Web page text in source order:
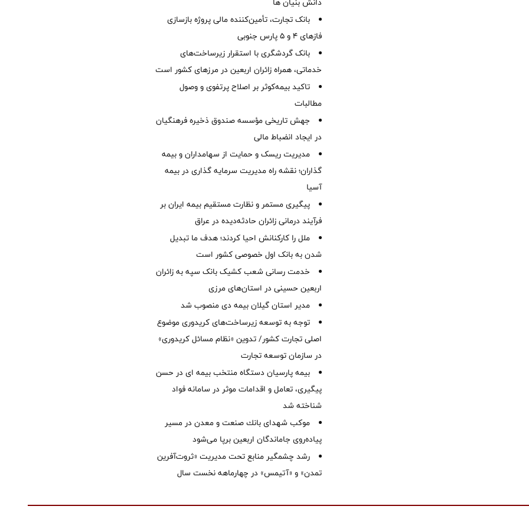
بانک تجارت، تأمین‌کننده مالی پروژه بازسازی
فازهای ۴ و ۵ پارس جنوبی
بانک گردشگری با استقرار زیرساخت‌های
خدماتی، همراه زائران اربعین در مرزهای کشور است
تاکید بیمه‌کوثر بر اصلاح پرتفوی و وصول
مطالبات ‌
جهش تاریخی مؤسسه صندوق ذخیره فرهنگیان
در ایجاد انضباط مالی
مدیریت ریسک و حمایت از سهامداران و بیمه
گذاران؛ نقشه راه مدیریت سرمایه گذاری در بیمه
آسیا
پیگیری مستمر و نظارت مستقیم بیمه ایران بر
فرآیند درمانی زائران حادثه‌دیده در عراق
ملل را کارکنانش احیا کردند؛ هدف ما تبدیل
شدن به بانک اول خصوصی کشور است
خدمت رسانی شعب کشیک بانک سپه به زائران
اربعین حسینی در استان‌‌های مرزی
‌مدیر استان گیلان بیمه دی منصوب شد
توجه به توسعه زیرساخت‌های کریدوری موضوع
اصلی تجارت کشور/ تدوین «نظام مسائل کریدوری»
در سازمان توسعه تجارت
بیمه پارسیان دستگاه منتخب بیمه ای در حسن
پیگیری، تعامل و اقدامات موثر در سامانه فواد
شناخته شد
موكب شهدای بانك صنعت و معدن در مسیر
پیاده‌روی جاماندگان اربعین برپا می‌شود
رشد چشمگیر منابع تحت مدیریت «ثروت‌آفرین
تمدن» و «آتیمس» در چهارماهه نخست سال